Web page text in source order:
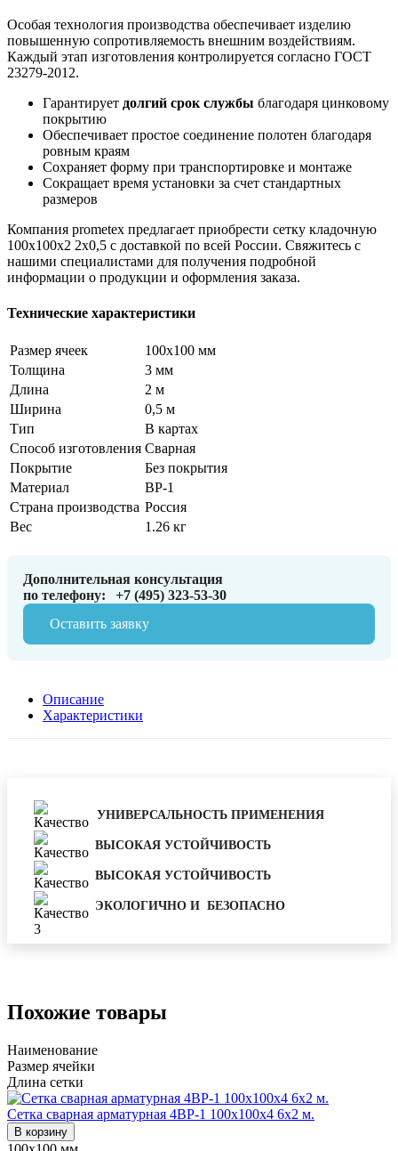
Особая технология производства обеспечивает изделию
повышенную сопротивляемость внешним воздействиям.
Каждый этап изготовления контролируется согласно ГОСТ
23279-2012.
Гарантирует долгий срок службы благодаря цинковому
покрытию
Обеспечивает простое соединение полотен благодаря
ровным краям
Сохраняет форму при транспортировке и монтаже
Сокращает время установки за счет стандартных
размеров
Компания prometex предлагает приобрести сетку кладочную
100х100x2 2х0,5 с доставкой по всей России. Свяжитесь с
нашими специалистами для получения подробной
информации о продукции и оформления заказа.
Технические характеристики
Размер ячеек
100х100 мм
Толщина
3 мм
Длина
2 м
Ширина
0,5 м
Тип
В картах
Способ изготовления Сварная
Покрытие
Без покрытия
Материал
ВР-1
Страна производства Россия
Вес
1.26 кг
Дополнительная консультация
по телефону:
+7 (495) 323-53-30
Оставить заявку
Описание
Характеристики
УНИВЕРСАЛЬНОСТЬ ПРИМЕНЕНИЯ
ВЫСОКАЯ УСТОЙЧИВОСТЬ
ВЫСОКАЯ УСТОЙЧИВОСТЬ
ЭКОЛОГИЧНО И БЕЗОПАСНО
Похожие товары
Наименование
Размер ячейки
Длина сетки
Сетка сварная арматурная 4ВР-1 100х100х4 6х2 м.
В корзину